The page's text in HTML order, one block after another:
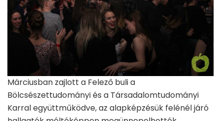
Márciusban zajlott a Felező buli a
Bölcsészettudományi és a Társadalomtudományi
Karral együttműködve, az alapképzésük felénél járó